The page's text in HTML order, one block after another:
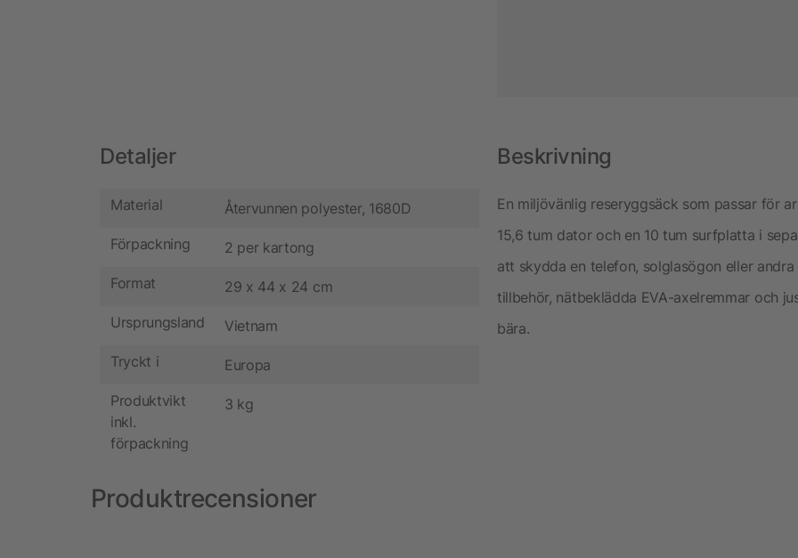
Detaljer
Material Återvunnen polyester, 1680D
Förpackning 2 per kartong
Format 29 x 44 x 24 cm
Ursprungsland Vietnam
Tryckt i Europa
Produktvikt
inkl.
förpackning
3 kg
Beskrivning
En miljövänlig reseryggsäck som passar för
15,6 tum dator och en 10 tum surfplatta i
att skydda en telefon, solglasögon eller
tillbehör, nätbeklädda EVA-axelremmar och
bära.
Produktrecensioner